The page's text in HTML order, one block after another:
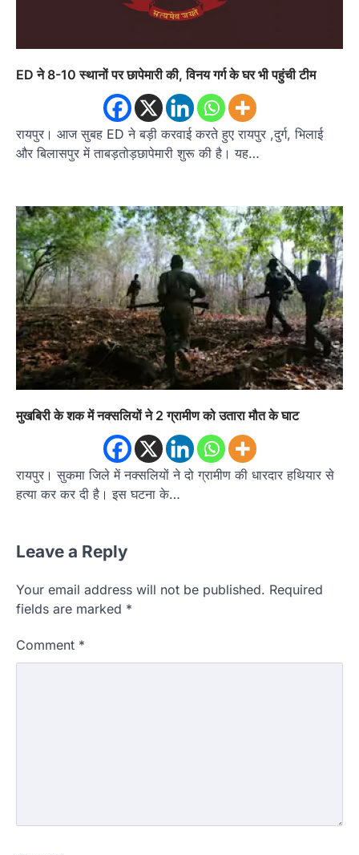
ED ने 8-10 स्थानों पर छापेमारी की, विनय गर्ग के घर भी पहुंची टीम
रायपुर। आज सुबह ED ने बड़ी करवाई करते हुए रायपुर ,दुर्ग, भिलाई
और बिलासपुर में ताबड़तोड़छापेमारी शुरू की है। यह…
मुखबिरी के शक में नक्सलियों ने 2 ग्रामीण को उतारा मौत के घाट
रायपुर। सुकमा जिले में नक्सलियों ने दो ग्रामीण की धारदार हथियार से
हत्या कर कर दी है। इस घटना के…
Leave a Reply
Your email address will not be published. Required
fields are marked *
Comment *